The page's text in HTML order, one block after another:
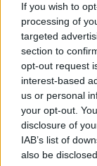
If you wish to
processing of
targeted
section to
opt-out request
interest-based
us or personal
your opt-out.
disclosure of
IAB’s list of
also be
Linea
Fissatore
GIMAFIX.
materiale